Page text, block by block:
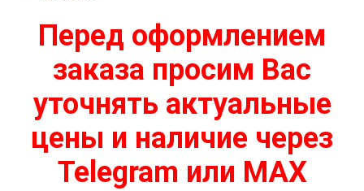
Перед оформлением
заказа просим Вас
уточнять актуальные
цены и наличие через
Telegram или MAX